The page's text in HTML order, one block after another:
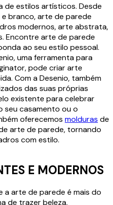
de estilos artísticos. Desde
branco, arte de parede
modernos, arte abstrata,
Encontre arte de parede
ao seu estilo pessoal.
uma ferramenta para
pode criar arte
Com a Desenio, também
das suas próprias
existente para celebrar
seu casamento ou o
oferecemos molduras de
arte de parede, tornando
com estilo.
E MODERNOS
a arte de parede é mais do
de trazer beleza,